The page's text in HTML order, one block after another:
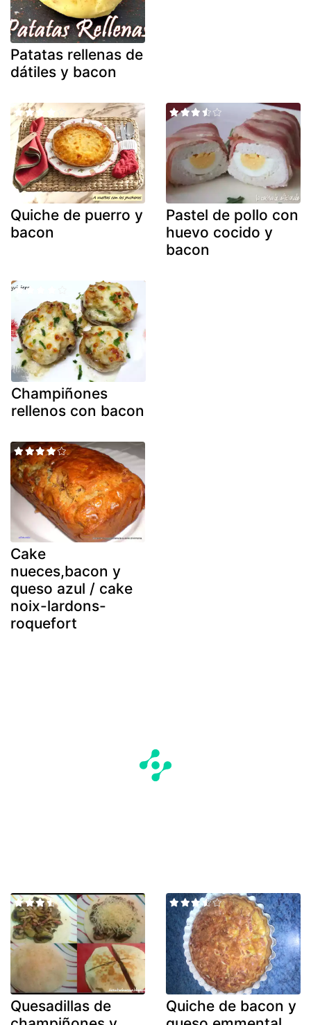
Patatas rellenas de
dátiles y bacon
Quiche de puerro y
bacon
Pastel de pollo con
huevo cocido y
bacon
Champiñones
rellenos con bacon
Cake
nueces,bacon y
queso azul / cake
noix-lardons-
roquefort
Quesadillas de
Quiche de bacon y